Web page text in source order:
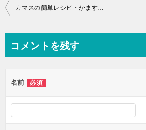
投
ビ
ー
シ
ョ
カマスの簡単レシピ・かますの混ぜご飯
コメントを残す
名前 必須